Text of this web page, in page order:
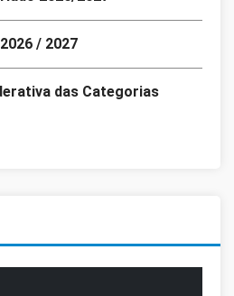
/ 2027
das Categorias